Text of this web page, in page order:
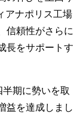
アナポリス工場
信頼性がさらに
長をサポートす
期に勢いを取
益を達成しまし